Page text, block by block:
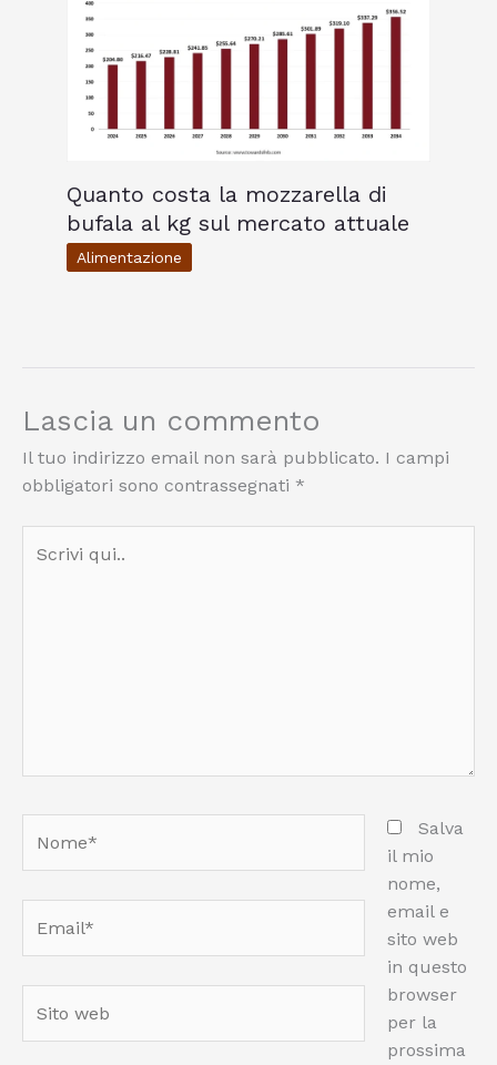
Quanto costa la mozzarella di
bufala al kg sul mercato attuale
Alimentazione
Lascia un commento
Il tuo indirizzo email non sarà pubblicato. I campi
obbligatori sono contrassegnati *
qui..
web
Salva
il mio
nome,
email e
sito web
in questo
browser
per la
prossima